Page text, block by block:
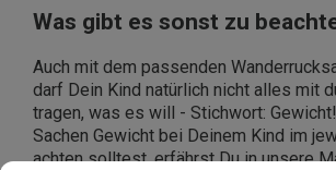
Was gibt es sonst zu
Auch mit dem passenden
darf Dein Kind natürlich nicht alles mit
tragen, was es will - Stichwort:
Sachen Gewicht bei Deinem Kind im
achten solltest, erfährst Du in unsere